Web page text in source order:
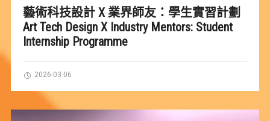
藝術科技設計 X 業界師友：學生實習計劃
Art Tech Design X Industry Mentors: Student
Internship Programme
2026-03-06